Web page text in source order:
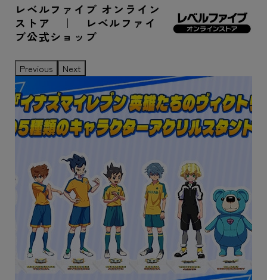
レベルファイブ オンライン
ストア ｜ レベルファイ
ブ公式ショップ
Previous Next